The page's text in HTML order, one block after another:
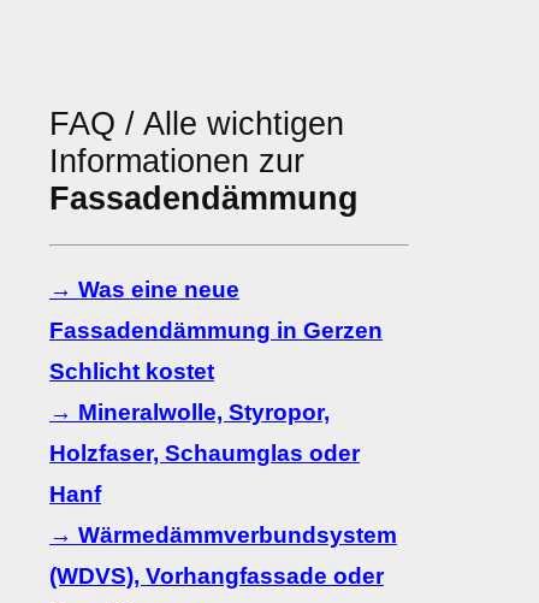
FAQ / Alle wichtigen
Informationen zur
Fassadendämmung
→ Was eine neue
Fassadendämmung in Gerzen
Schlicht kostet
→ Mineralwolle, Styropor,
Holzfaser, Schaumglas oder
Hanf
→ Wärmedämmverbundsystem
(WDVS), Vorhangfassade oder